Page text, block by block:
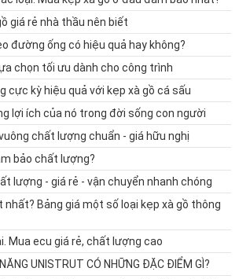
giá rẻ nhà thầu nên biết
đường ống có hiệu quả hay không?
chọn tối ưu dành cho công trình
cực kỳ hiệu quả với kẹp xà gồ cá sấu
lợi ích của nó trong đời sống con người
chất lượng chuẩn - giá hữu nghị
bảo chất lượng?
lượng - giá rẻ - vận chuyển nhanh chóng
nhất? Bảng giá một số loại kẹp xà gồ thông
Mua ecu giá rẻ, chất lượng cao
UNISTRUT CÓ NHỮNG ĐẶC ĐIỂM GÌ?